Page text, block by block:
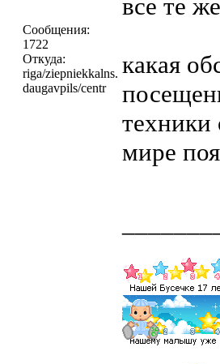
Сообщения:
1722
Откуда:
riga/ziepniekkalns.
daugavpils/centr
все те
какая
техники
мире